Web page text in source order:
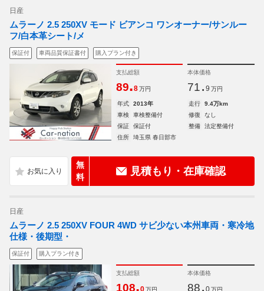
日産
ムラーノ 2.5 250XV モード ビアンコ ワンオーナー/サンルー
フ/白本革シート/メ
保証付 車両品質保証書付 購入プラン付き
支払総額
89.8 万円
本体価格
71. 9 万円
年式 2013年 走行
9.4万km
車検
車検整備付 修復
なし
保証
保証付 整備
法定整備付
住所
埼玉県 春日部市
無
料
見積もり・在庫確認
日産
ムラーノ 2.5 250XV FOUR 4WD サビ少ない本州車両・寒冷地
仕様・後期型・
保証付 購入プラン付き
支払総額
108. 万円
本体価格
88. 万円